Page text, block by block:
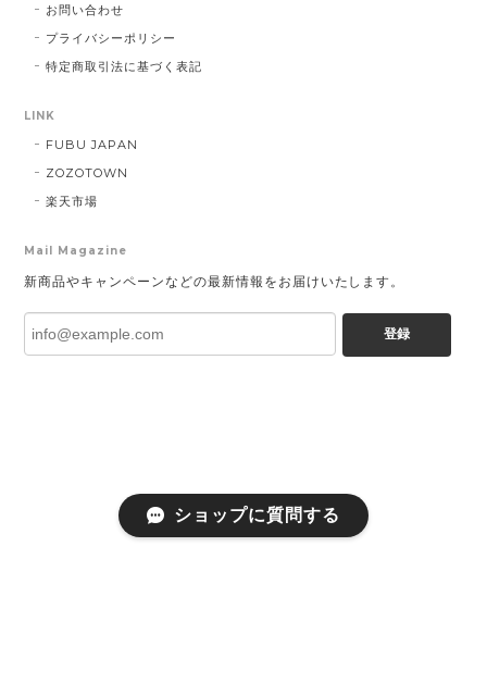
お問い合わせ
プライバシーポリシー
特定商取引法に基づく表記
LINK
FUBU JAPAN
ZOZOTOWN
楽天市場
Mail Magazine
新商品やキャンペーンなどの最新情報をお届けいたします。
登録
ショップに質問する